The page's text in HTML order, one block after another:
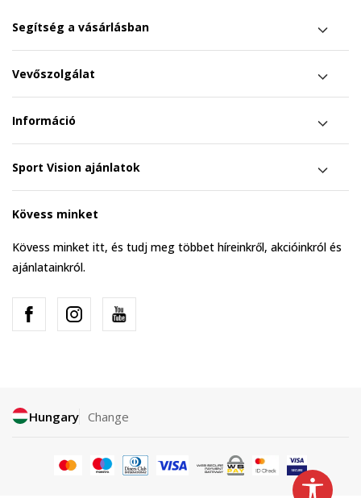
Segítség a vásárlásban
Vevőszolgálat
Információ
Sport Vision ajánlatok
Kövess minket
Kövess minket itt, és tudj meg többet híreinkről, akcióinkról és
ajánlatainkról.
Hungary Change